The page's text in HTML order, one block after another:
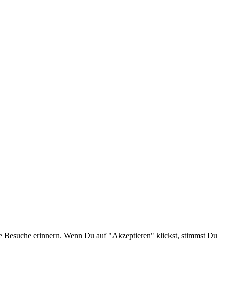
erinnern. Wenn Du auf "Akzeptieren" klickst, stimmst Du